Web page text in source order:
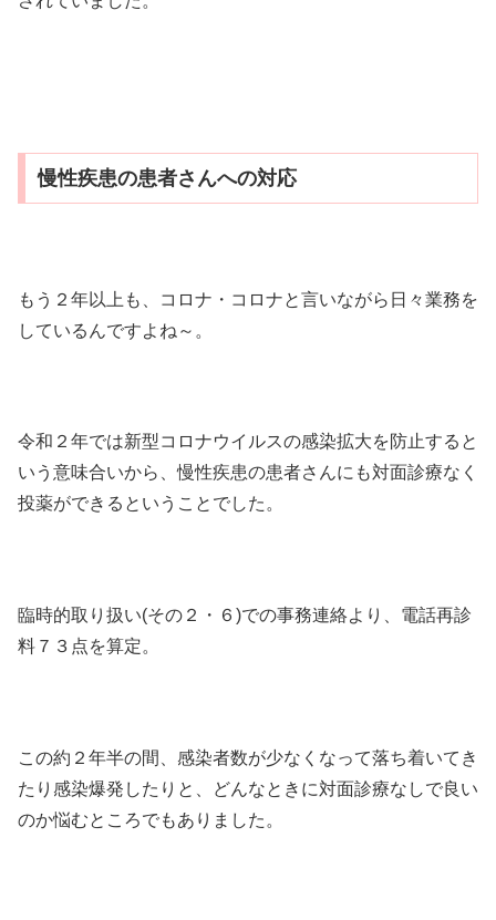
慢性疾患の患者さんへの対応
もう２年以上も、コロナ・コロナと言いながら日々業務を
しているんですよね～。
令和２年では新型コロナウイルスの感染拡大を防止すると
いう意味合いから、慢性疾患の患者さんにも対面診療なく
投薬ができるということでした。
臨時的取り扱い(その２・６)での事務連絡より、電話再診
料７３点を算定。
この約２年半の間、感染者数が少なくなって落ち着いてき
たり感染爆発したりと、どんなときに対面診療なしで良い
のか悩むところでもありました。